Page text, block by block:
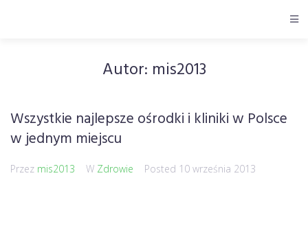
Autor: mis2013
Wszystkie najlepsze ośrodki i kliniki w Polsce
w jednym miejscu
Przez mis2013 W Zdrowie Posted 10 września 2013